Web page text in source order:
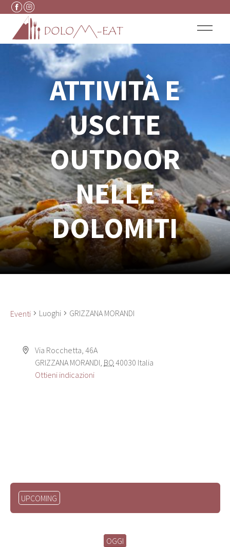
Vai al contenuto
ATTIVITÀ E
USCITE
OUTDOOR
NELLE
DOLOMITI
Eventi Luoghi GRIZZANA MORANDI
Via Rocchetta, 46A
GRIZZANA MORANDI BO 40030 Italia
Ottieni indicazioni
UPCOMING Seleziona
OGGI